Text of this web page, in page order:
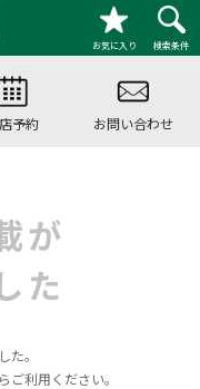
お気に入り 検索条件
予約 お問い合わせ
が
た
た。
ご利用ください。